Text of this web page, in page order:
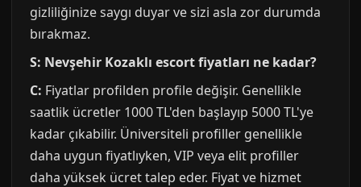
gizliliğinize saygı duyar ve sizi asla zor durumda
bırakmaz.
S: Nevşehir Kozaklı escort fiyatları ne kadar?
C: Fiyatlar profilden profile değişir. Genellikle
saatlik ücretler 1000 TL'den başlayıp 5000 TL'ye
kadar çıkabilir. Üniversiteli profiller genellikle
daha uygun fiyatlıyken, VIP veya elit profiller
daha yüksek ücret talep eder. Fiyat ve hizmet